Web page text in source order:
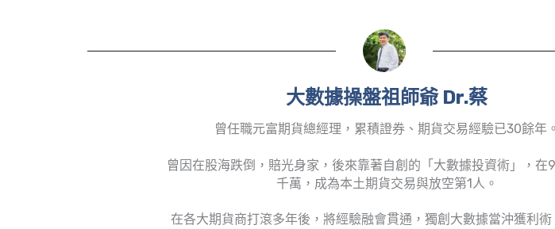
大數據操盤祖師爺 Dr.蔡
曾任職元富期貨總經理，累積證券、期貨交易經驗已30餘年。
曾因在股海跌倒，賠光身家，後來靠著自創的「大數據投資術」，在
千萬，成為本土期貨交易與放空第1人。
在各大期貨商打滾多年後，將經驗融會貫通，獨創大數據當沖獲利術